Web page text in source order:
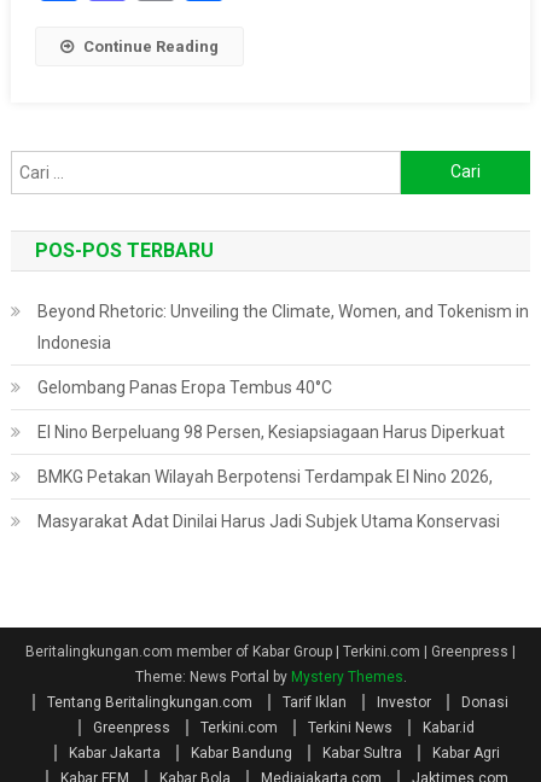
Continue Reading
untuk:
POS-POS TERBARU
Beyond Rhetoric: Unveiling the Climate, Women, and Tokenism in
Indonesia
Gelombang Panas Eropa Tembus 40°C
El Nino Berpeluang 98 Persen, Kesiapsiagaan Harus Diperkuat
BMKG Petakan Wilayah Berpotensi Terdampak El Nino 2026,
Masyarakat Adat Dinilai Harus Jadi Subjek Utama Konservasi
Beritalingkungan.com member of Kabar Group | Terkini.com | Greenpress |
Theme: News Portal by Mystery Themes
Tentang Beritalingkungan.com
Tarif Iklan Investor
Donasi
Greenpress
Terkini.com Terkini News
Kabar.id
Kabar Jakarta
Kabar Bandung Kabar Sultra
Kabar Agri
Kabar FEM
Kabar Bola Mediajakarta.com Jaktimes.com